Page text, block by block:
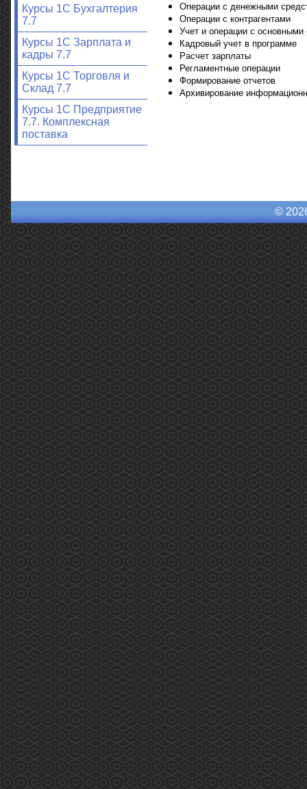
Курсы 1С Бухгалтерия
7.7
Курсы 1С Зарплата и
кадры 7.7
Курсы 1С Торговля и
Склад 7.7
Курсы 1С Предприятие
7.7. Комплексная
поставка
Операции с денежными
Операции с контрагентами
Учет и операции с основными
Кадровый учет в программе
Расчет зарплаты
Регламентные операции
Формирование отчетов
Архивирование
©